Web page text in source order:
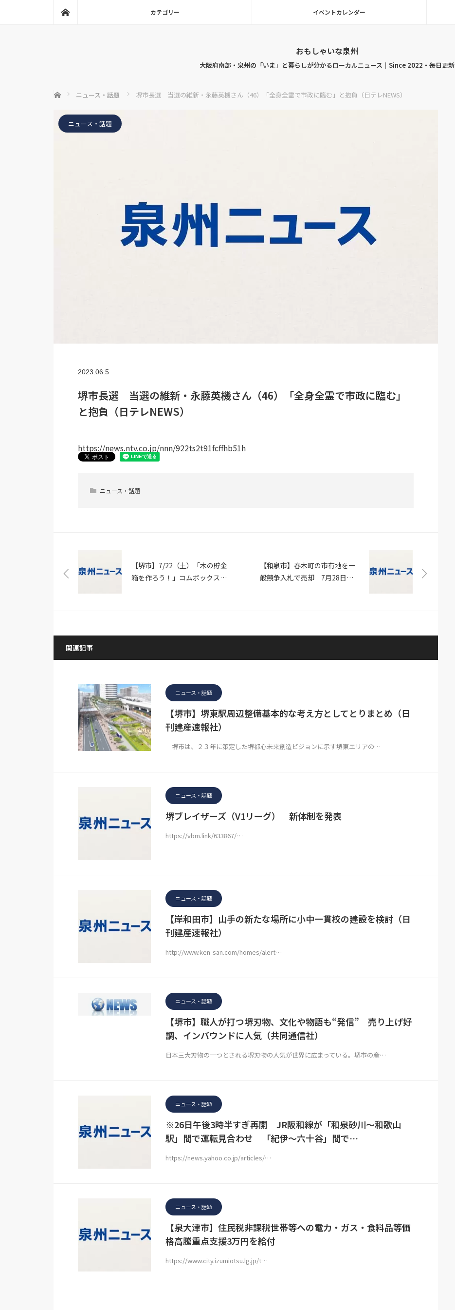
カテゴリー イベントカレンダー
おもしゃいな泉州
大阪府南部・泉州の「いま」と暮らしが分かるローカルニュース｜Since 2022・毎日更新
ホーム ニュース・話題 堺市長選 当選の維新・永藤英機さん（46）「全身全霊で市政に臨む」と抱負（日テレNEWS）
ニュース・話題
2023.06.5
堺市長選 当選の維新・永藤英機さん（46）「全身全霊で市政に臨む」
と抱負（日テレNEWS）
https://news.ntv.co.jp/nnn/922ts2t91fcffhb51h
ニュース・話題
【堺市】7/22（土）「木の貯金
箱を作ろう！」コムボックス光
【和泉市】春木町の市有地を一
般競争入札で売却 7月28日開
関連記事
ニュース・話題
【堺市】堺東駅周辺整備基本的な考え方としてとりまとめ（日
刊建産速報社）
堺市は、２３年に策定した堺都心未来創造ビジョンに示す堺東エリアの…
ニュース・話題
堺ブレイザーズ（V1リーグ） 新体制を発表
https://vbm.link/633867/…
ニュース・話題
【岸和田市】山手の新たな場所に小中一貫校の建設を検討（日
刊建産速報社）
http://www.ken-san.com/homes/alert…
ニュース・話題
【堺市】職人が打つ堺刃物、文化や物語も“発信” 売り上げ好
調、インバウンドに人気（共同通信社）
日本三大刃物の一つとされる堺刃物の人気が世界に広まっている。堺市の産…
ニュース・話題
※26日午後3時半すぎ再開 JR阪和線が「和泉砂川〜和歌山
駅」間で運転見合わせ 「紀伊～六十谷」間で…
https://news.yahoo.co.jp/articles/…
ニュース・話題
【泉大津市】住民税非課税世帯等への電力・ガス・食料品等価
格高騰重点支援3万円を給付
https://www.city.izumiotsu.lg.jp/t…